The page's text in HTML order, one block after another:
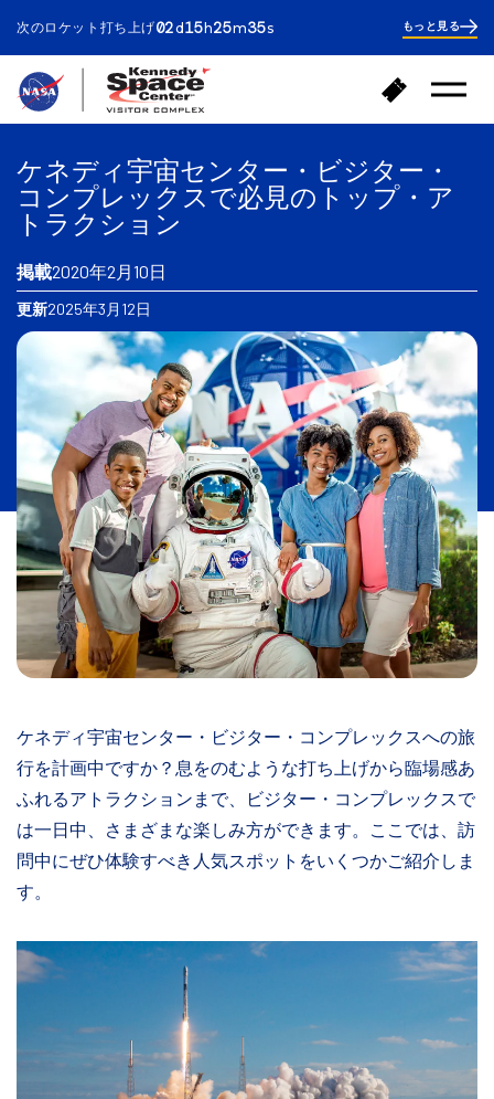
次のロケット打ち上げ02d ays
15 hours
25minutes
34seconds
2
days15
hours 25
minutes
seconds
もっと見る
ム
戻
る
購
入
メ
開
ケネディ宇宙センター・ビジター・
コンプレックスで必見のトップ・ア
トラクション
掲載2020年2月10日
更新2025年3月12日
ケネディ宇宙センター・ビジター・コンプレックスへの旅
行を計画中ですか？息をのむような打ち上げから臨場感あ
ふれるアトラクションまで、ビジター・コンプレックスで
は一日中、さまざまな楽しみ方ができます。ここでは、訪
問中にぜひ体験すべき人気スポットをいくつかご紹介しま
す。